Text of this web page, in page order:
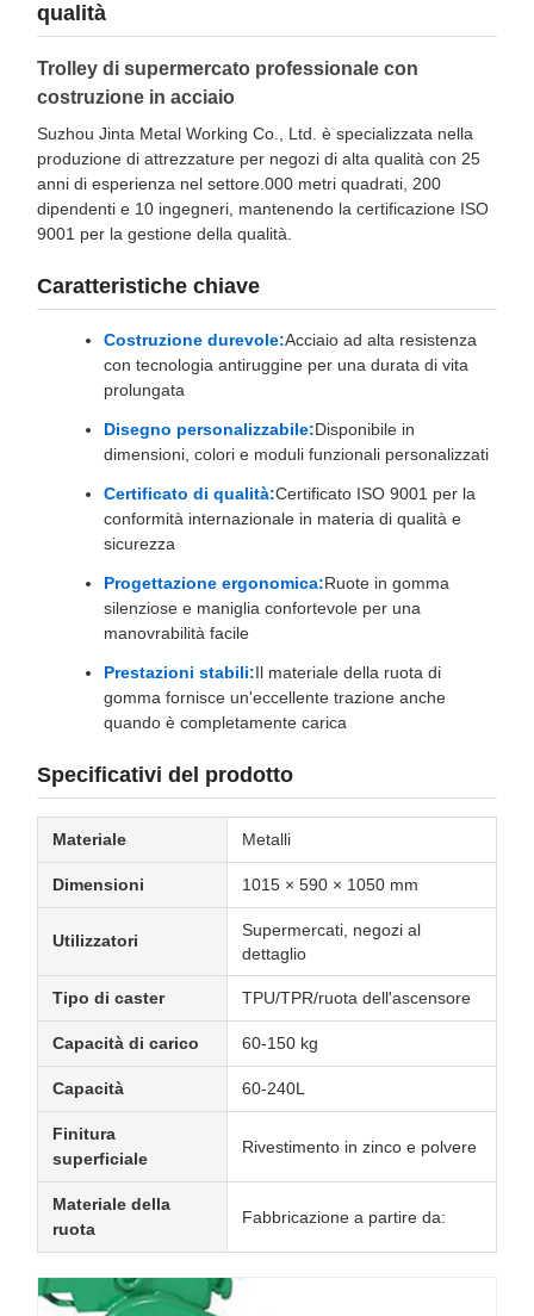
qualità
Trolley di supermercato professionale con
costruzione in acciaio
Suzhou Jinta Metal Working Co., Ltd. è specializzata nella
produzione di attrezzature per negozi di alta qualità con 25
anni di esperienza nel settore.000 metri quadrati, 200
dipendenti e 10 ingegneri, mantenendo la certificazione ISO
9001 per la gestione della qualità.
Caratteristiche chiave
Costruzione durevole:Acciaio ad alta resistenza
con tecnologia antiruggine per una durata di vita
prolungata
Disegno personalizzabile:Disponibile in
dimensioni, colori e moduli funzionali personalizzati
Certificato di qualità:Certificato ISO 9001 per la
conformità internazionale in materia di qualità e
sicurezza
Progettazione ergonomica:Ruote in gomma
silenziose e maniglia confortevole per una
manovrabilità facile
Prestazioni stabili:Il materiale della ruota di
gomma fornisce un'eccellente trazione anche
quando è completamente carica
Specificativi del prodotto
Materiale Metalli
Dimensioni 1015 × 590 × 1050 mm
Utilizzatori
Supermercati, negozi al
dettaglio
Tipo di caster TPU/TPR/ruota dell'ascensore
Capacità di carico 60-150 kg
Capacità 60-240L
Finitura
superficiale
Rivestimento in zinco e polvere
Materiale della
ruota
Fabbricazione a partire da: